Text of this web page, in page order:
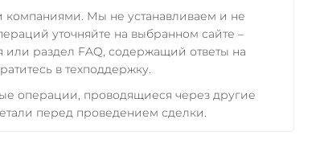
Мы не устанавливаем и не
уточняйте на выбранном сайте –
раздел FAQ, содержащий ответы на
в техподдержку.
операции, проводящиеся через другие
перед проведением сделки.